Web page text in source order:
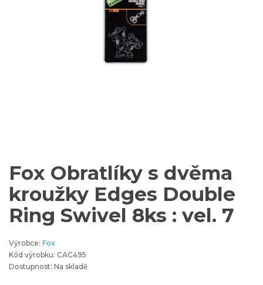
Fox Obratlíky s dvěma
kroužky Edges Double
Ring Swivel 8ks : vel. 7
Výrobce: Fox
Kód výrobku: CAC495
Dostupnost: Na skladě